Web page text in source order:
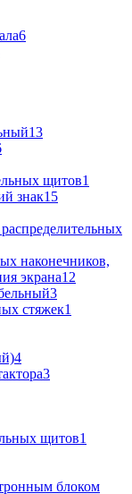
6
13
щитов1
знак15
наконечников,
экрана12
3
стяжек1
4
3
щитов1
блоком